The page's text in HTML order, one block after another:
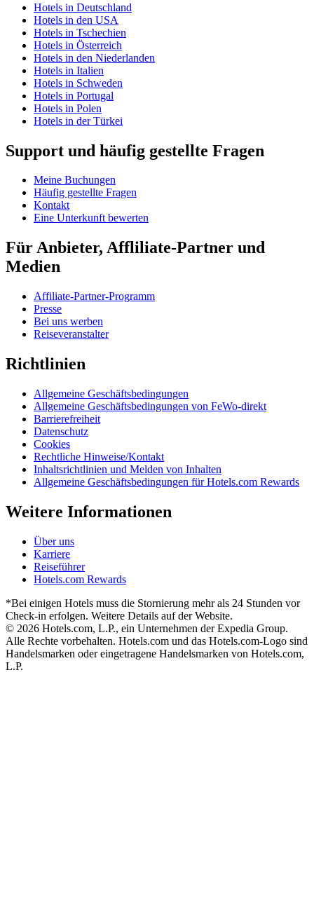
Hotels in Deutschland
Hotels in den USA
Hotels in Tschechien
Hotels in Österreich
Hotels in den Niederlanden
Hotels in Italien
Hotels in Schweden
Hotels in Portugal
Hotels in Polen
Hotels in der Türkei
Support und häufig gestellte Fragen
Meine Buchungen
Häufig gestellte Fragen
Kontakt
Eine Unterkunft bewerten
Für Anbieter, Affliliate-Partner und
Medien
Affiliate-Partner-Programm
Presse
Bei uns werben
Reiseveranstalter
Richtlinien
Allgemeine Geschäftsbedingungen
Allgemeine Geschäftsbedingungen von FeWo-direkt
Barrierefreiheit
Datenschutz
Cookies
Rechtliche Hinweise/Kontakt
Inhaltsrichtlinien und Melden von Inhalten
Allgemeine Geschäftsbedingungen für Hotels.com Rewards
Weitere Informationen
Über uns
Karriere
Reiseführer
Hotels.com Rewards
*Bei einigen Hotels muss die Stornierung mehr als 24 Stunden vor
Check-in erfolgen. Weitere Details auf der Website.
© 2026 Hotels.com, L.P., ein Unternehmen der Expedia Group.
Alle Rechte vorbehalten. Hotels.com und das Hotels.com-Logo sind
Handelsmarken oder eingetragene Handelsmarken von Hotels.com,
L.P.